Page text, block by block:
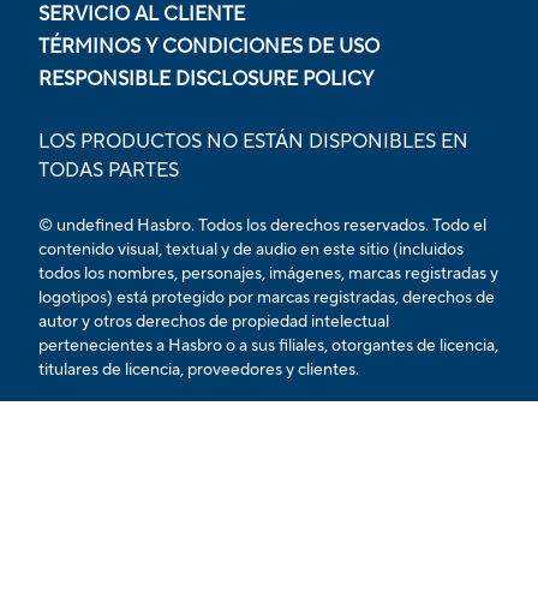
SERVICIO AL CLIENTE
TÉRMINOS Y CONDICIONES DE USO
RESPONSIBLE DISCLOSURE POLICY
LOS PRODUCTOS NO ESTÁN DISPONIBLES EN
TODAS PARTES
© undefined Hasbro. Todos los derechos reservados. Todo el
contenido visual, textual y de audio en este sitio (incluidos
todos los nombres, personajes, imágenes, marcas registradas y
logotipos) está protegido por marcas registradas, derechos de
autor y otros derechos de propiedad intelectual
pertenecientes a Hasbro o a sus filiales, otorgantes de licencia,
titulares de licencia, proveedores y clientes.